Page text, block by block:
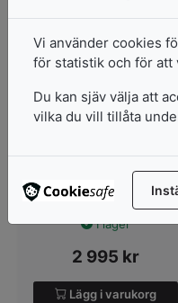
100 x 150cm
I lager
2 995 kr
Lägg i varukorg
Vi använder cookies
för statistik och för att
Du kan sjäv välja att
vilka du vill tillåta